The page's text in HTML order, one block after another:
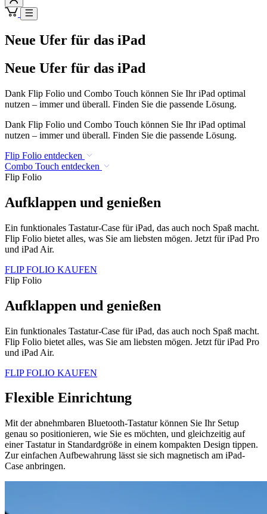
Neue Ufer für das iPad
Neue Ufer für das iPad
Dank Flip Folio und Combo Touch können Sie Ihr iPad optimal
nutzen – immer und überall. Finden Sie die passende Lösung.
Dank Flip Folio und Combo Touch können Sie Ihr iPad optimal
nutzen – immer und überall. Finden Sie die passende Lösung.
Flip Folio entdecken
Combo Touch entdecken
Flip Folio
Aufklappen und genießen
Ein funktionales Tastatur-Case für iPad, das auch noch Spaß macht.
Flip Folio bietet alles, was Sie am liebsten mögen. Jetzt für iPad Pro
und iPad Air.
FLIP FOLIO KAUFEN
Flip Folio
Aufklappen und genießen
Ein funktionales Tastatur-Case für iPad, das auch noch Spaß macht.
Flip Folio bietet alles, was Sie am liebsten mögen. Jetzt für iPad Pro
und iPad Air.
FLIP FOLIO KAUFEN
Flexible Einrichtung
Mit der abnehmbaren Bluetooth-Tastatur können Sie Ihr Setup
genau so positionieren, wie Sie es möchten, und gleichzeitig auf
einer Tastatur in Standardgröße in einem kompakten Design tippen.
Zur einfachen Aufbewahrung lässt sie sich magnetisch am iPad-
Case anbringen.